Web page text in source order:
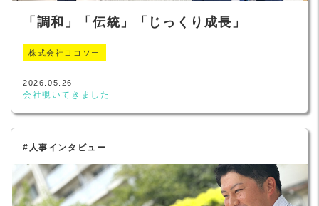
「調和」「伝統」「じっくり成長」
株式会社ヨコソー
2026.05.26
会社覗いてきました
#人事インタビュー